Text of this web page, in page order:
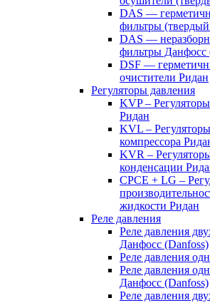
DAS —
фильтры
DAS —
фильтры Данфосс
DSF —
очистители Ридан
Регуляторы давления
KVP –
Ридан
KVL –
компрессора
KVR –
конденсации
CPCE + LG –
жидкости Ридан
Реле давления
Реле давления
Данфосс (Danfoss)
Реле давления
Реле давления
Данфосс (Danfoss)
Реле давления